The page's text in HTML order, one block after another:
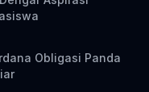
Obligasi Panda